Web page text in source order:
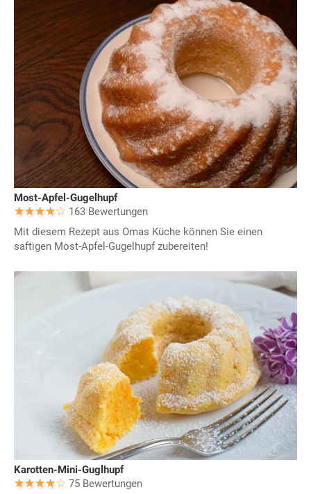
Most-Apfel-Gugelhupf
163 Bewertungen
Mit diesem Rezept aus Omas Küche können Sie einen
saftigen Most-Apfel-Gugelhupf zubereiten!
Karotten-Mini-Guglhupf
75 Bewertungen